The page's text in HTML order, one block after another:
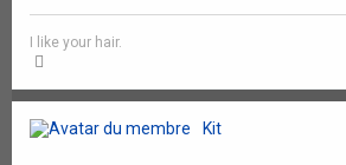
I like your hair.
u
t
Kit